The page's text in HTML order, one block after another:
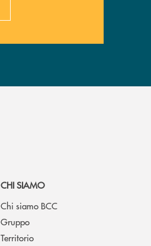
CHI SIAMO
Chi siamo BCC
Gruppo
Territorio